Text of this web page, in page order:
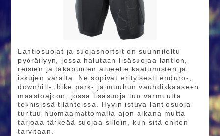
Lantiosuojat ja suojashortsit on suunniteltu
pyöräilyyn, jossa halutaan lisäsuojaa lantion,
reisien ja takapuolen alueelle kaatumisten ja
iskujen varalta. Ne sopivat erityisesti enduro-,
downhill-, bike park- ja muuhun vauhdikkaaseen
maastoajoon, jossa lisäsuoja tuo varmuutta
teknisissä tilanteissa. Hyvin istuva lantiosuoja
tuntuu huomaamattomalta ajon aikana mutta
tarjoaa tärkeää suojaa silloin, kun sitä eniten
tarvitaan.